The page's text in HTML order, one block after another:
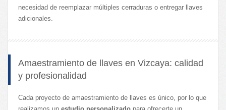
necesidad de reemplazar múltiples cerraduras o entregar llaves
adicionales.
Amaestramiento de llaves en Vizcaya: calidad
y profesionalidad
Cada proyecto de amaestramiento de llaves es único, por lo que